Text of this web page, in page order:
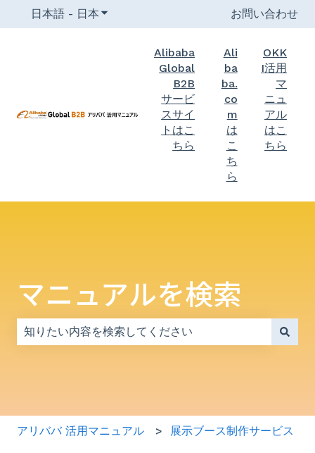
日本語 - 日本 翻訳のサブメニューを表示お問い合わせ
Alibaba
Global
B2B
サービ
スサイ
トはこ
ちら
Ali
ba
ba.
co
m
は
こ
ち
ら
OKK
I活用
マ
ニュ
アル
はこ
ちら
マニュアルを検索
アリババ 活用マニュアル 展示ブース制作サービス